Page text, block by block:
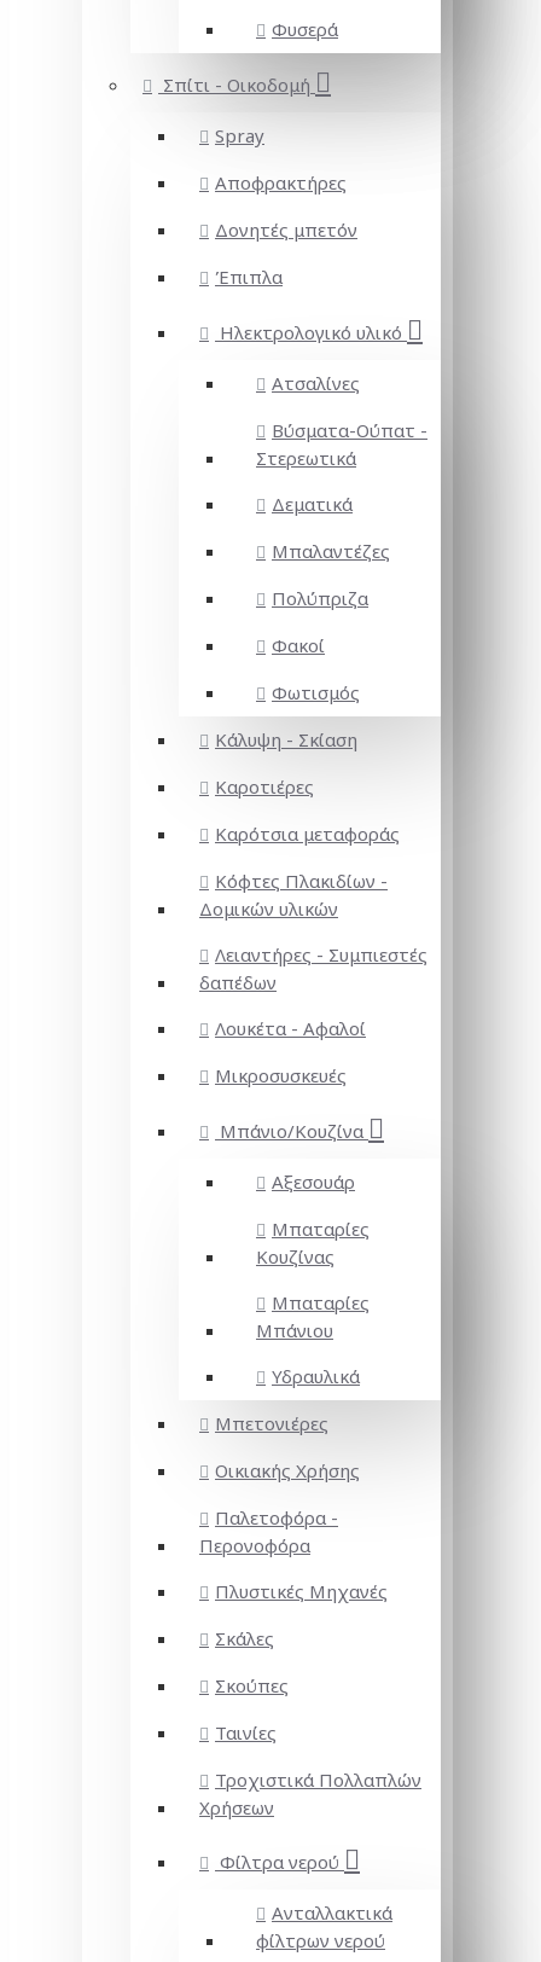
Φυσερά
Σπίτι - Οικοδομή
Spray
Αποφρακτήρες
Δονητές μπετόν
Έπιπλα
Ηλεκτρολογικό υλικό
Ατσαλίνες
Βύσματα-Ούπατ -
Στερεωτικά
Δεματικά
Μπαλαντέζες
Πολύπριζα
Φακοί
Φωτισμός
Κάλυψη - Σκίαση
Καροτιέρες
Καρότσια μεταφοράς
Κόφτες Πλακιδίων -
Δομικών υλικών
Λειαντήρες - Συμπιεστές
δαπέδων
Λουκέτα - Αφαλοί
Μικροσυσκευές
Μπάνιο/Κουζίνα
Αξεσουάρ
Μπαταρίες
Κουζίνας
Μπαταρίες
Μπάνιου
Υδραυλικά
Μπετονιέρες
Οικιακής Χρήσης
Παλετοφόρα -
Περονοφόρα
Πλυστικές Μηχανές
Σκάλες
Σκούπες
Ταινίες
Τροχιστικά Πολλαπλών
Χρήσεων
Φίλτρα νερού
Ανταλλακτικά
φίλτρων νερού